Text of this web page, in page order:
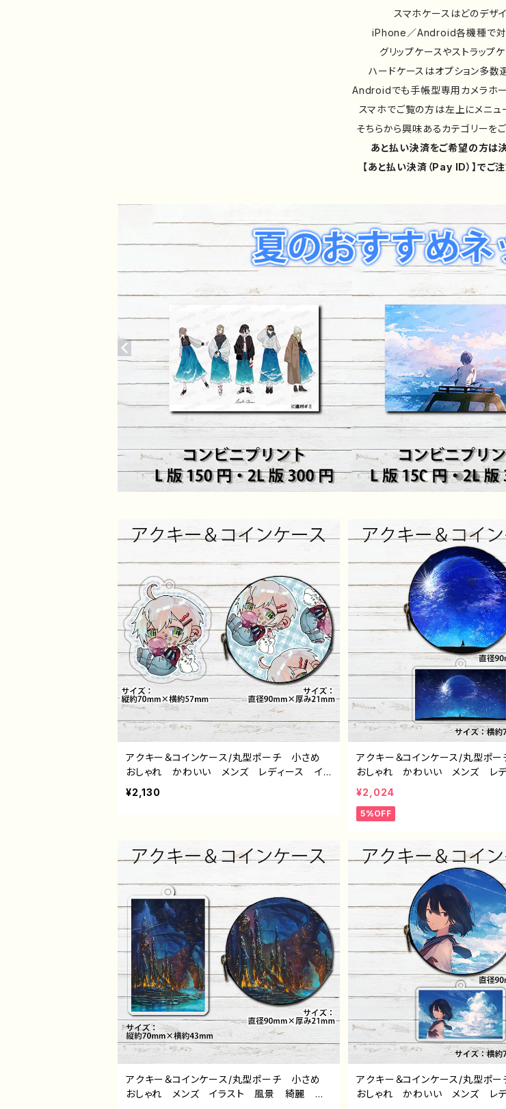
スマホケースはどのデザ
iPhone／Android各機種で
グリップケースやストラップケ
ハードケースはオプション多
Androidでも手帳型専用カメラホ
スマホでご覧の方は左上にメニュ
そちらから興味あるカテゴリーを
あと払い決済をご希望の方は
【あと払い決済（Pay ID）】でご注
アクキー＆コインケース/丸型ポーチ 小さめ
おしゃれ かわいい メンズ レディース イ
ラスト 男の子 イケメン かわいい かっこ
いい エモい 銀髪 白髪 ピアス ミニキャ
リエイター 絵師 オリジナル デザイン グ
ッズ タイトル：白狼ちょもアクキー＆コインケ
¥2,130
アクキー＆コインケース/丸型ポ
おしゃれ かわいい メンズ レ
ラスト 風景 綺麗 景色 美
かっこいい 小物入れ ミニポー
ーチ おすすめ 個性的 人気 イ
イン グッズ タイトル：第２の故
ダ F-5
¥2,024
5%OFF
アクキー＆コインケース/丸型ポーチ 小さめ
おしゃれ メンズ イラスト 風景 綺麗 景
アクキー＆コインケース/丸型ポ
おしゃれ かわいい メンズ レ